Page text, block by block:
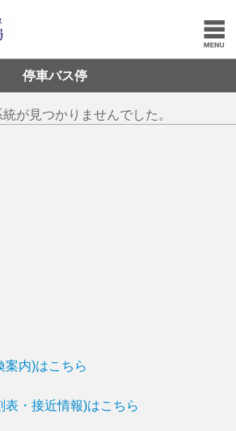
停車バス停
が見つかりませんでした。
案内)はこちら
・接近情報)はこちら